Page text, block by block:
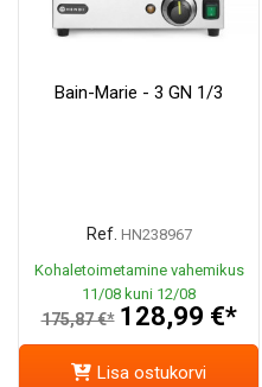
Bain-Marie - 3 GN 1/3
Ref. HN238967
Kohaletoimetamine vahemikus
11/08 kuni 12/08
175,87 €* 128,99 €*
Lisa ostukorvi